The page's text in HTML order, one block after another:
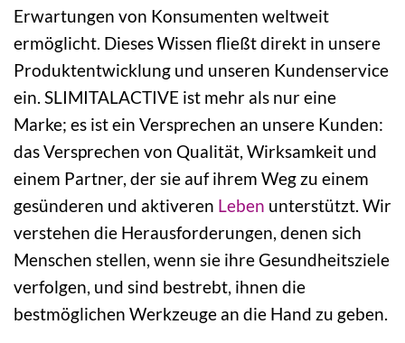
Erwartungen von Konsumenten weltweit
ermöglicht. Dieses Wissen fließt direkt in unsere
Produktentwicklung und unseren Kundenservice
ein. SLIMITALACTIVE ist mehr als nur eine
Marke; es ist ein Versprechen an unsere Kunden:
das Versprechen von Qualität, Wirksamkeit und
einem Partner, der sie auf ihrem Weg zu einem
gesünderen und aktiveren Leben unterstützt. Wir
verstehen die Herausforderungen, denen sich
Menschen stellen, wenn sie ihre Gesundheitsziele
verfolgen, und sind bestrebt, ihnen die
bestmöglichen Werkzeuge an die Hand zu geben.